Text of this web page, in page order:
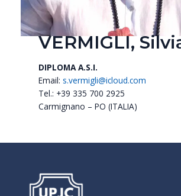
VERMIGLI,
DIPLOMA A.S.I.
Email: s.vermigli@icloud.com
Tel.: +39 335 700 2925
Carmignano – PO (ITALIA)